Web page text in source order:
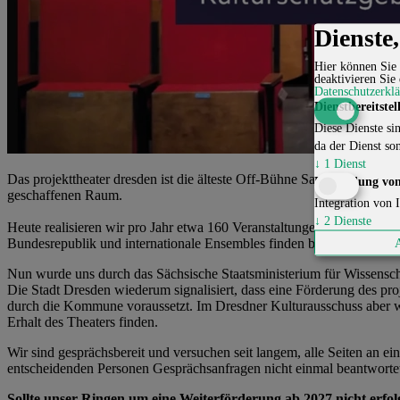
Das projekttheater dresden ist die älteste Off-Bühne Sachsens. Im
geschaffenen Raum.
Heute realisieren wir pro Jahr etwa 160 Veranstaltungen mit ca.
Bundesrepublik und internationale Ensembles finden bei uns
Nun wurde uns durch das Sächsische Staatsministerium für
Die Stadt Dresden wiederum signalisiert, dass eine Förderung des
durch die Kommune voraussetzt. Im Dresdner Kulturausschuss
Erhalt des Theaters finden.
Wir sind gesprächsbereit und versuchen seit langem, alle Seiten an
entscheidenden Personen Gesprächsanfragen nicht einmal
Hier können Sie
deaktivieren
Diese Dienste
da der Dienst
↓ 1 Dienst
Einbindung
Integration von
↓ 2 Dienste